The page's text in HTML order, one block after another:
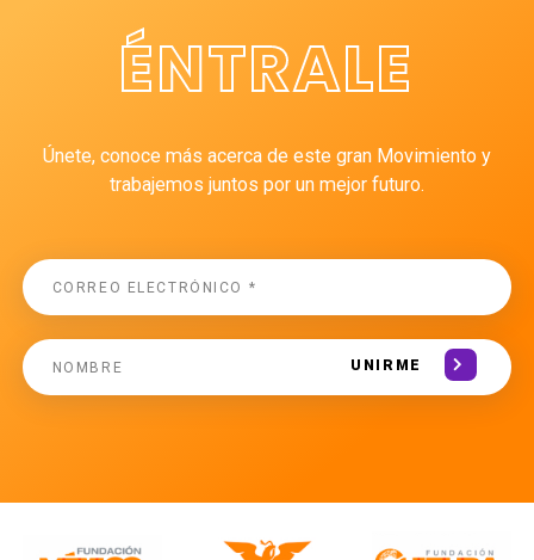
ÉNTRALE
Únete, conoce más acerca de este gran Movimiento y
trabajemos juntos por un mejor futuro.
UNIRME